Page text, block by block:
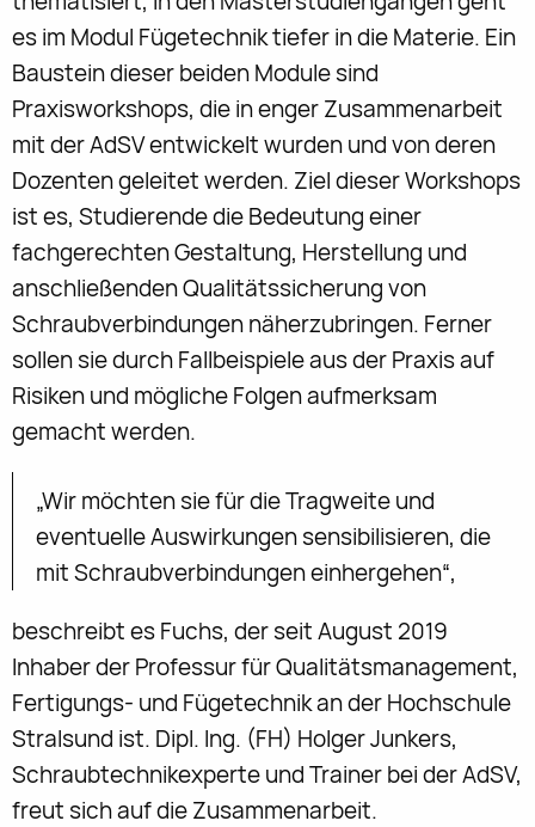
es im Modul Fügetechnik tiefer in die Materie. Ein
Baustein dieser beiden Module sind
Praxisworkshops, die in enger Zusammenarbeit
mit der AdSV entwickelt wurden und von deren
Dozenten geleitet werden. Ziel dieser Workshops
ist es, Studierende die Bedeutung einer
fachgerechten Gestaltung, Herstellung und
anschließenden Qualitätssicherung von
Schraubverbindungen näherzubringen. Ferner
sollen sie durch Fallbeispiele aus der Praxis auf
Risiken und mögliche Folgen aufmerksam
gemacht werden.
„Wir möchten sie für die Tragweite und
eventuelle Auswirkungen sensibilisieren, die
mit Schraubverbindungen einhergehen“,
beschreibt es Fuchs, der seit August 2019
Inhaber der Professur für Qualitätsmanagement,
Fertigungs- und Fügetechnik an der Hochschule
Stralsund ist. Dipl. Ing. (FH) Holger Junkers,
Schraubtechnikexperte und Trainer bei der AdSV,
freut sich auf die Zusammenarbeit.